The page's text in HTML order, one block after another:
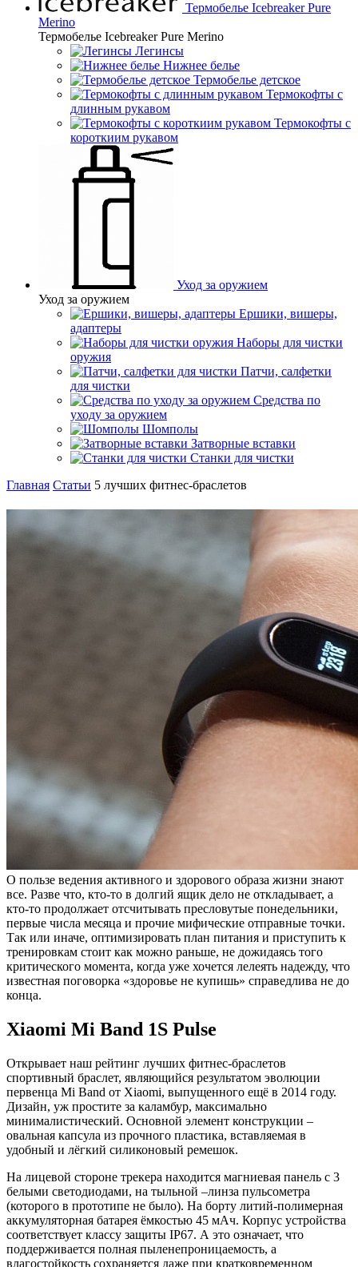
Термобелье Icebreaker Pure
Merino
Термобелье Icebreaker Pure Merino
Легинсы
Нижнее белье
Термобелье детское
Термокофты с
длинным рукавом
Термокофты с
короткиим рукавом
Уход за оружием
Уход за оружием
Ершики, вишеры,
адаптеры
Наборы для чистки
оружия
Патчи, салфетки
для чистки
Средства по
уходу за оружием
Шомполы
Затворные вставки
Станки для чистки
Главная Статьи 5 лучших фитнес-браслетов
О пользе ведения активного и здорового образа жизни знают
все. Разве что, кто-то в долгий ящик дело не откладывает, а
кто-то продолжает отсчитывать пресловутые понедельники,
первые числа месяца и прочие мифические отправные точки.
Так или иначе, оптимизировать план питания и приступить к
тренировкам стоит как можно раньше, не дожидаясь того
критического момента, когда уже хочется лелеять надежду, что
известная поговорка «здоровье не купишь» справедлива не до
конца.
Xiaomi Mi Band 1S Pulse
Открывает наш рейтинг лучших фитнес-браслетов
спортивный браслет, являющийся результатом эволюции
первенца Mi Band от Xiaomi, выпущенного ещё в 2014 году.
Дизайн, уж простите за каламбур, максимально
минималистический. Основной элемент конструкции –
овальная капсула из прочного пластика, вставляемая в
удобный и лёгкий силиконовый ремешок.
На лицевой стороне трекера находится магниевая панель с 3
белыми светодиодами, на тыльной –линза пульсометра
(которого в прототипе не было). На борту литий-полимерная
аккумуляторная батарея ёмкостью 45 мАч. Корпус устройства
соответствует классу защиты IP67. А это означает, что
поддерживается полная пыленепроницаемость, а
влагостойкость сохраняется даже при кратковременном